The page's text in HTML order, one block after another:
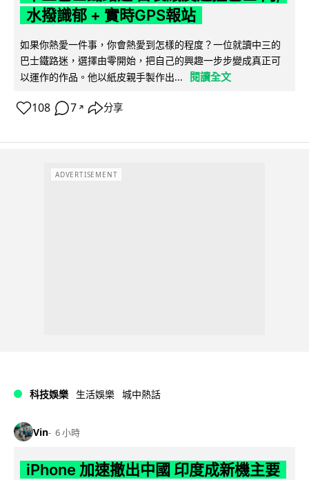
水撥識郁 + 實時GPS報站
如果你熱愛一件事，你會熱愛到怎樣的程度？一位就讀中三的
巴士鐵路迷，選擇由零開始，把自己的興趣一步步變成真正可
以運作的作品。他以紙皮親手製作出...
閱讀全文
108 7 ↗ 分享
ADVERTISEMENT
科技娛樂 生活娛樂 城中熱話
Vin 6 小時
iPhone 加速撤出中國 印度成新機主要